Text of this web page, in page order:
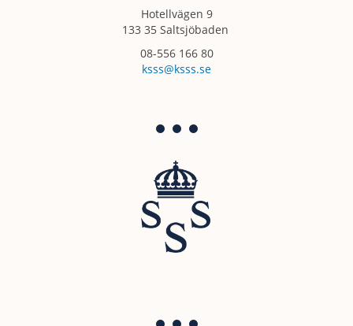
Hotellvägen 9
133 35 Saltsjöbaden
08-556 166 80
ksss@ksss.se